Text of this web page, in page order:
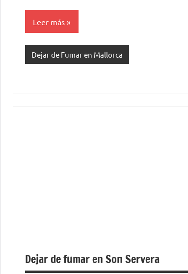
Leer más
Dejar de Fumar en Mallorca
Dejar de fumar en Son Servera